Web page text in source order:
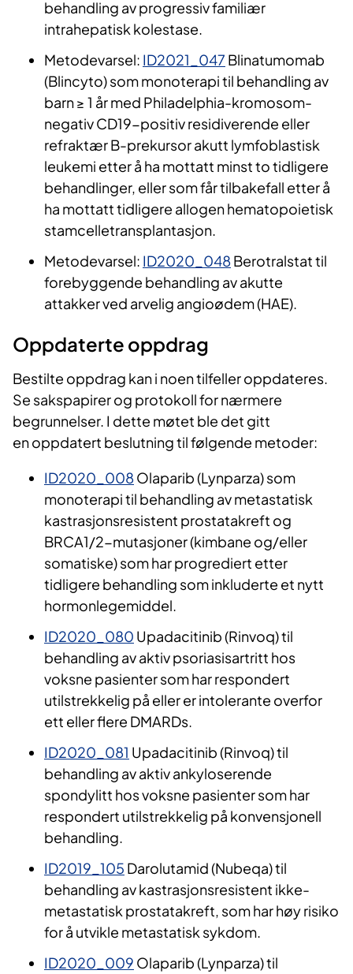
behandling av progressiv familiær
intrahepatisk kolestase.
Metodevarsel: ID2021_047 Blinatumomab
(Blincyto) som monoterapi til behandling av
barn ≥ 1 år med Philadelphia-kromosom-
negativ CD19-positiv residiverende eller
refraktær B-prekursor akutt lymfoblastisk
leukemi etter å ha mottatt minst to tidligere
behandlinger, eller som får tilbakefall etter å
ha mottatt tidligere allogen hematopoietisk
stamcelletransplantasjon.
Metodevarsel: ID2020_048Berotralstat til
forebyggende behandling av akutte
attakker ved arvelig angioødem (HAE).
Oppdaterte oppdrag
Bestilte oppdrag kan i noen tilfeller oppdateres.
Se sakspapirer og protokoll for nærmere
begrunnelser. I dette møtet ble det gitt
en oppdatert beslutning til følgende metoder:
ID2020_008Olaparib (Lynparza) som
monoterapi til behandling av metastatisk
kastrasjonsresistent prostatakreft og
BRCA1/2-mutasjoner (kimbane og/eller
somatiske) som har progrediert etter
tidligere behandling som inkluderte et nytt
hormonlegemiddel.
ID2020_080 Upadacitinib (Rinvoq) til
behandling av aktiv psoriasisartritt hos
voksne pasienter som har respondert
utilstrekkelig på eller er intolerante overfor
ett eller flere DMARDs.
ID2020_081 Upadacitinib (Rinvoq) til
behandling av aktiv ankyloserende
spondylitt hos voksne pasienter som har
respondert utilstrekkelig på konvensjonell
behandling.
ID2019_105 Darolutamid (Nubeqa) til
behandling av kastrasjonsresistent ikke-
metastatisk prostatakreft, som har høy risiko
for å utvikle metastatisk sykdom.
ID2020_009 Olaparib (Lynparza) til